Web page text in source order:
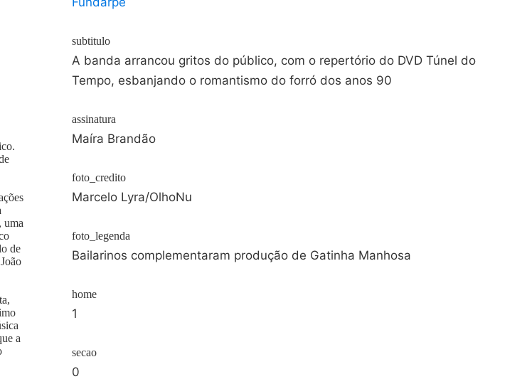
uma
de
a
subtitulo
A banda arrancou gritos do público, com o repertório do DVD Túnel do
Tempo, esbanjando o romantismo do forró dos anos 90
assinatura
Maíra Brandão
foto_credito
Marcelo Lyra/OlhoNu
foto_legenda
Bailarinos complementaram produção de Gatinha Manhosa
home
1
secao
0